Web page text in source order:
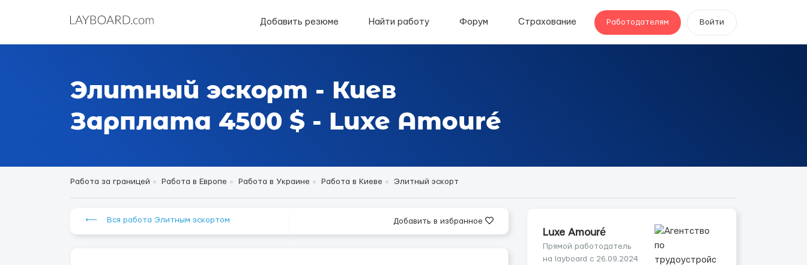
Добавить резюме Найти работу Форум Страхование Работодателям Войти
Элитный эскорт - Киев
Зарплата 4500 $ - Luxe Amouré
Работа за границей Работа в Европе Работа в Украине Работа в Киеве Элитный эскорт
⟵ Вся работа Элитным эскортом Добавить в избранное
Luxe Amouré
Прямой работодатель
на layboard с 26.09.2024